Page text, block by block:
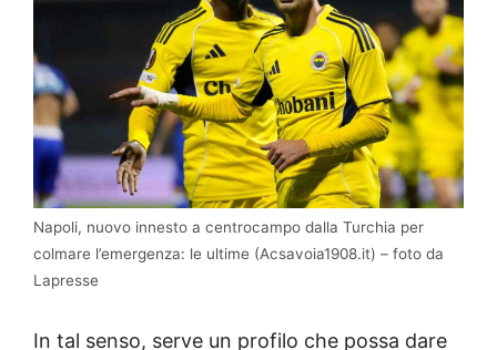
Napoli, nuovo innesto a centrocampo dalla Turchia per
colmare l’emergenza: le ultime (Acsavoia1908.it) – foto da
Lapresse
In tal senso, serve un profilo che possa dare